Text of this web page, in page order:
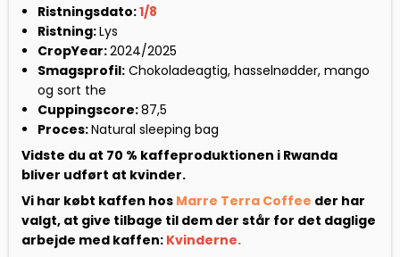
Ristningsdato:1/8
Ristning:Lys
CropYear:2024/2025
Smagsprofil:Chokoladeagtig, hasselnødder, mango
og sort the
Cuppingscore:87,5
Proces:Natural sleeping bag
Vidste du at 70 % kaffeproduktionen i Rwanda
bliver udført at kvinder.
Vi har købt kaffen hos Marre Terra Coffee der har
valgt, at give tilbage til dem der står for det daglige
arbejde med kaffen: Kvinderne.